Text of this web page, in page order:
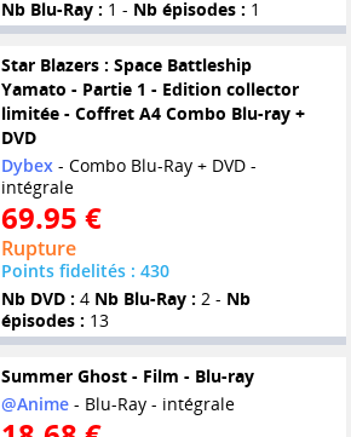
Nb Blu-Ray : 1 - Nb épisodes : 1
Star Blazers : Space Battleship
Yamato - Partie 1 - Edition collector
limitée - Coffret A4 Combo Blu-ray +
DVD
Dybex- Combo Blu-Ray + DVD -
intégrale
69.95 €
Rupture
Points fidelités : 430
Nb DVD : 4 Nb Blu-Ray : 2 - Nb
épisodes : 13
Summer Ghost - Film - Blu-ray
@Anime- Blu-Ray - intégrale